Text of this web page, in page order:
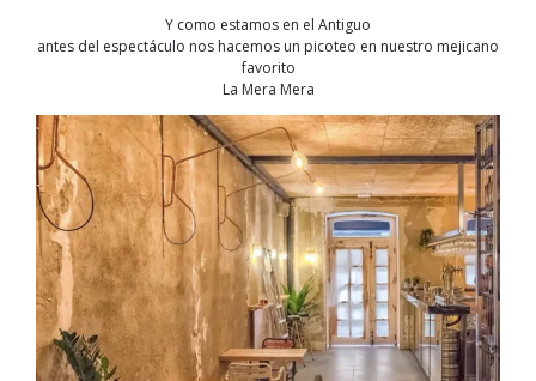
Y como estamos en el Antiguo
antes del espectáculo nos hacemos un picoteo en nuestro mejicano
favorito
La Mera Mera